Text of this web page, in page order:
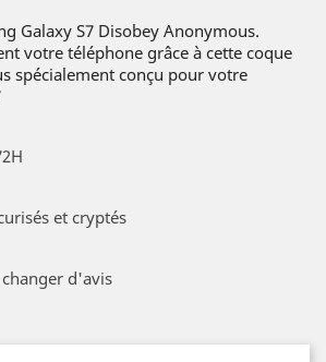
Galaxy S7 Disobey Anonymous.
votre téléphone grâce à cette coque
spécialement conçu pour votre
et cryptés
d'avis